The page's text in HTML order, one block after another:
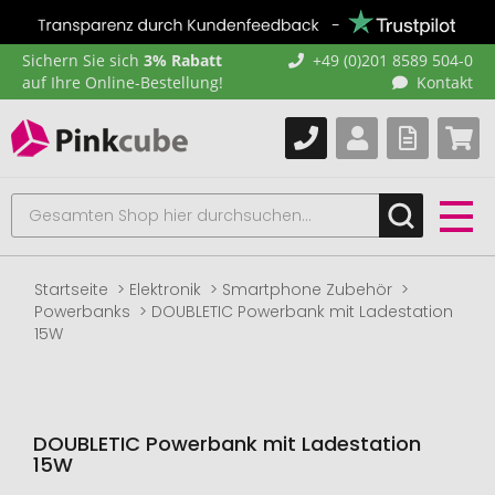
Sichern Sie sich 3% Rabatt
auf Ihre Online-Bestellung!
+49 (0)201 8589 504-0
Kontakt
Startseite Elektronik
Smartphone Zubehör
Powerbanks
DOUBLETIC Powerbank mit Ladestation
15W
DOUBLETIC Powerbank mit Ladestation
15W